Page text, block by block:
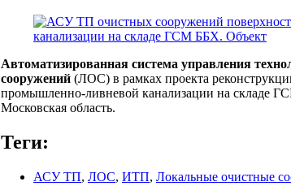
Автоматизированная система управления
сооружений (ЛОС) в рамках проекта
промышленно-ливневой канализации на складе
Московская область.
Теги:
АСУ ТП, ЛОС, ИТП, Локальные очистные